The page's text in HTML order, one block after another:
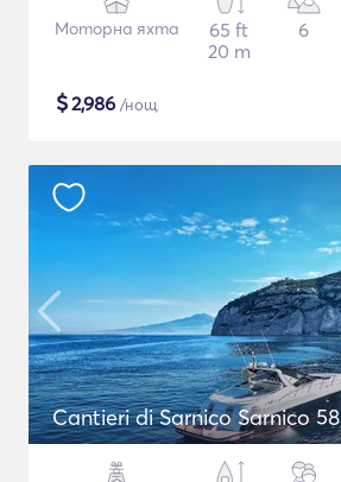
Моторна яхта
65 ft
20 m
6
$2,986 /нощ
Cantieri di Sarnico Sarnico 58